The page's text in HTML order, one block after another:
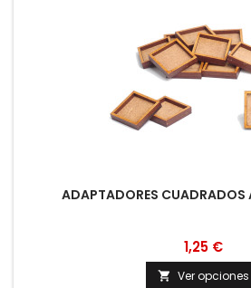
ADAPTADORES CUADRADOS
1,25 €
 Ver opciones